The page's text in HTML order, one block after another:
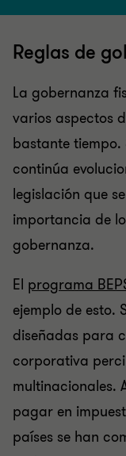
Reglas de
La gobernanza
varios aspectos
bastante tiempo.
continúa
legislación que
importancia de
gobernanza.
El programa
ejemplo de esto.
diseñadas para
corporativa
multinacionales.
pagar en
países se han